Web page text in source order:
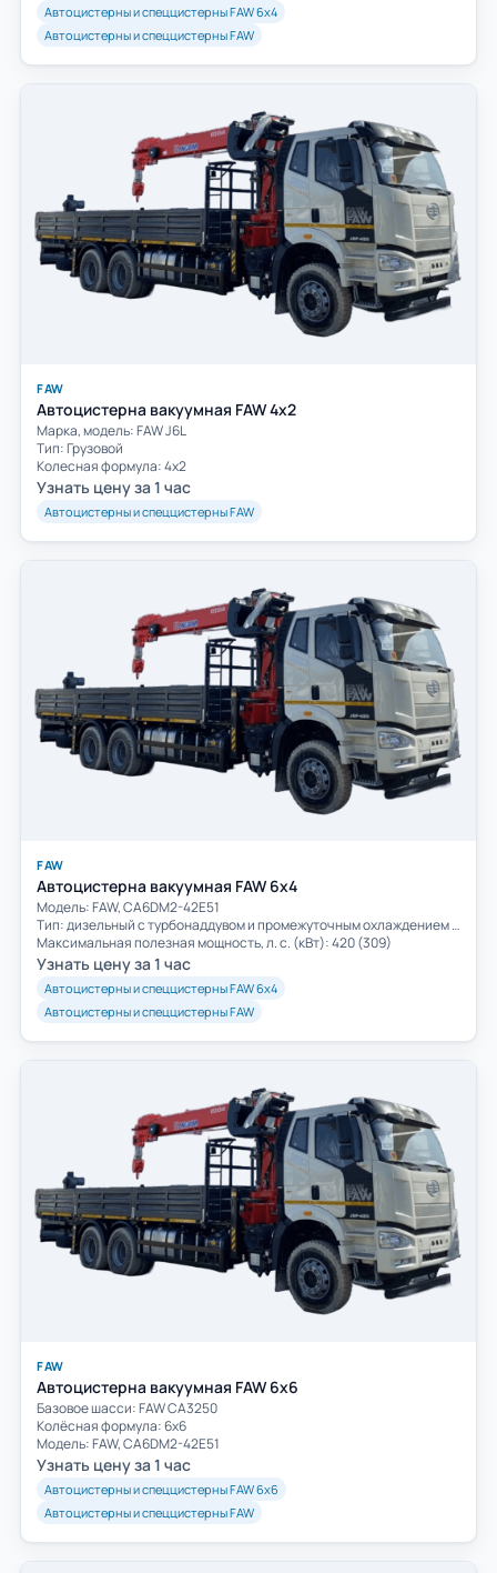
Автоцистерны и спеццистерны FAW 6х4
Автоцистерны и спеццистерны FAW
FAW
Автоцистерна вакуумная FAW 4х2
Марка, модель: FAW J6L
Тип: Грузовой
Колесная формула: 4х2
Узнать цену за 1 час
Автоцистерны и спеццистерны FAW
FAW
Автоцистерна вакуумная FAW 6х4
Модель: FAW, CA6DM2-42E51
Тип: дизельный с турбонаддувом и промежуточным охлаждением воздуха
Максимальная полезная мощность, л. с. (кВт): 420 (309)
Узнать цену за 1 час
Автоцистерны и спеццистерны FAW 6х4
Автоцистерны и спеццистерны FAW
FAW
Автоцистерна вакуумная FAW 6х6
Базовое шасси: FAW СА3250
Колёсная формула: 6х6
Модель: FAW, CA6DM2-42E51
Узнать цену за 1 час
Автоцистерны и спеццистерны FAW 6х6
Автоцистерны и спеццистерны FAW